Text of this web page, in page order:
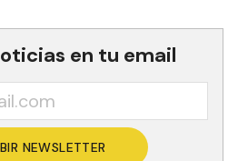
en tu email
NEWSLETTER